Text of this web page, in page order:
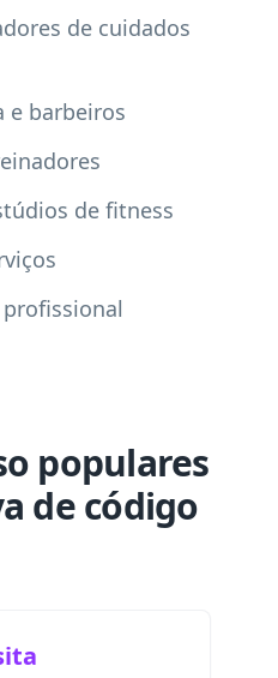
de cuidados
e barbeiros
de fitness
populares
de código